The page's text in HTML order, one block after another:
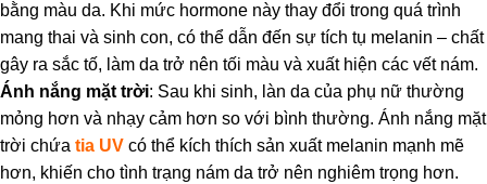
bằng màu da. Khi mức hormone này thay đổi trong quá trình
mang thai và sinh con, có thể dẫn đến sự tích tụ melanin – chất
gây ra sắc tố, làm da trở nên tối màu và xuất hiện các vết nám.
Ánh nắng mặt trời: Sau khi sinh, làn da của phụ nữ thường
mỏng hơn và nhạy cảm hơn so với bình thường. Ánh nắng mặt
trời chứa tia UV có thể kích thích sản xuất melanin mạnh mẽ
hơn, khiến cho tình trạng nám da trở nên nghiêm trọng hơn.